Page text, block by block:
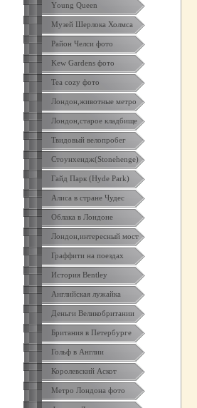
Yоung Queen
Музей Шерлока Холмса
Район Челси фото
Kew Gardens фото
Tea cozy фото
Лондон,животные метро
Лондон,старое кладбище
Твидовый велопробег
Стоунхендж(Stonehenge)
Гайд Парк (Hyde Park)
Алиса в стране Чудес
Облака в Лондоне
Лондон,интересный мост
Граффити на поездах
История Bentley
Английская лужайка
Деньги Великобритании
Британия в Петербурге
Гольф в Англии
Королевский Аскот
Метро Лондона фото